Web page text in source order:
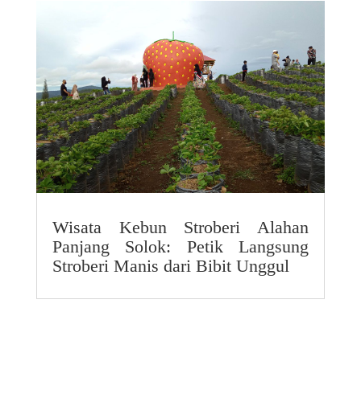
Wisata Kebun Stroberi Alahan
Panjang Solok: Petik Langsung
Stroberi Manis dari Bibit Unggul